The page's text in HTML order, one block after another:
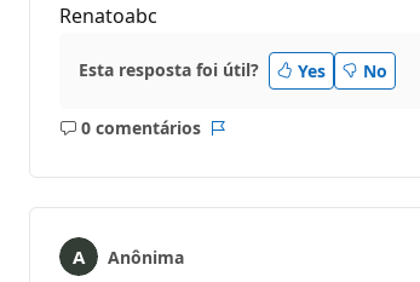
Renatoabc
Esta resposta foi útil? Yes No
0 comentários
Sem
Anônima